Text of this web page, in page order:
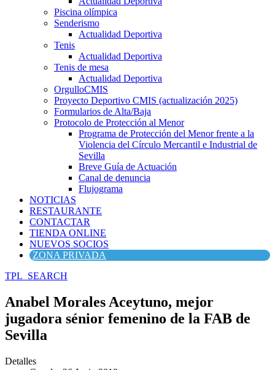
Piscina olímpica
Senderismo
Actualidad Deportiva
Tenis
Actualidad Deportiva
Tenis de mesa
Actualidad Deportiva
OrgulloCMIS
Proyecto Deportivo CMIS (actualización 2025)
Formularios de Alta/Baja
Protocolo de Protección al Menor
Programa de Protección del Menor frente a la
Violencia del Círculo Mercantil e Industrial de
Sevilla
Breve Guía de Actuación
Canal de denuncia
Flujograma
NOTICIAS
RESTAURANTE
CONTACTAR
TIENDA ONLINE
NUEVOS SOCIOS
ZONA PRIVADA
TPL_SEARCH
Anabel Morales Aceytuno, mejor
jugadora sénior femenino de la FAB de
Sevilla
Detalles